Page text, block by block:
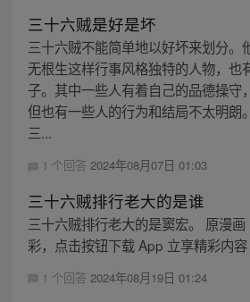
三十六贼是好是坏
三十六贼不能简单地以好坏来划分。
无根生这样行事风格独特的人物，也
子。其中一些人有着自己的品德操守
但也有一些人的行为和结局不太明朗
三...
1 个回答 2024年08月07日 01:03
三十六贼排行老大的是谁
三十六贼排行老大的是窦宏。 原漫
彩，点击按钮下载 App 立享精彩内容
1 个回答 2024年08月19日 01:24